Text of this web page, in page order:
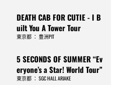
DEATH CAB FOR CUTIE - I B
uilt You A Tower Tour
東京都 ：豊洲PIT
5 SECONDS OF SUMMER “Ev
eryone’s a Star! World Tour”
東京都 ：SGC HALL ARIAKE